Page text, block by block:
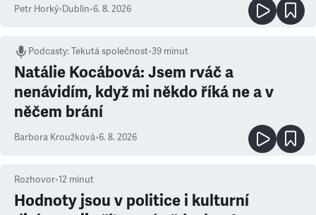
Petr Horký•Dublin•6. 8. 2026
Podcasty:Tekutá společnost•39 minut
Natálie Kocábová: Jsem rváč a
nenávidím, když mi někdo říká ne a v
něčem brání
Barbora Kroužková•6. 8. 2026
Rozhovor•12 minut
Hodnoty jsou v politice i kulturní